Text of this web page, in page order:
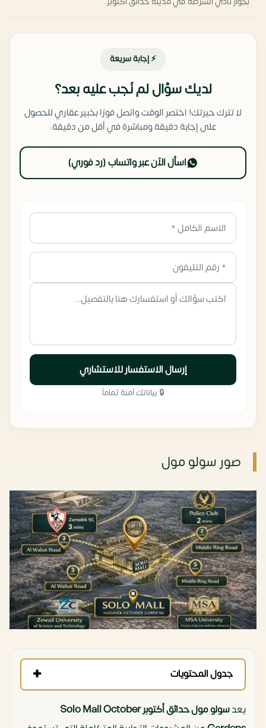
⚡ إجابة سريعة
لديك سؤال لم نُجب عليه بعد؟
لا تترك حيرتك! اختصر الوقت واتصل فورًا بخبير عقاري للحصول
على إجابة دقيقة ومباشرة في أقل من دقيقة.
اسأل الآن عبر واتساب (رد فوري)
إرسال الاستفسار للاستشاري
🔒 بياناتك آمنة تماماً
صور ‫سولو مول
جدول المحتويات
يعد
سولو مول حدائق أكتوبر Solo Mall October